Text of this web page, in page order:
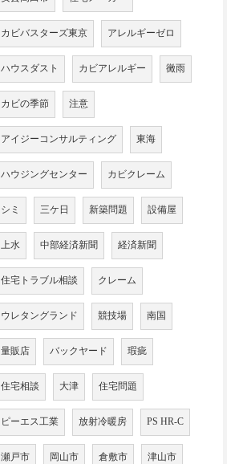
カビバスターズ東京 アレルギーゼロ
ハウスダスト カビアレルギー 黴雨
カビの季節 注意
アイジーコンサルティング 東海
ハウジングセンター カビクレーム
シミ 三ケ日 新築問題 設備屋
上水 中部経済新聞 経済新聞
住宅トラブル相談 クレーム
ウレタングランド 競技場 南国
量販店 バックヤード 瑕疵
住宅相談 大津 住宅問題
ピーエス工業 放射冷暖房 PS HR-C
瀬戸市 岡山市 倉敷市 津山市